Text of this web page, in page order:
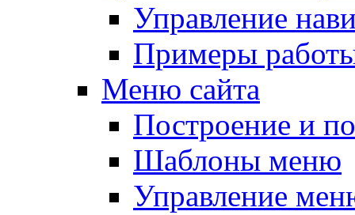
Управление
Примеры
Меню сайта
Построение и
Шаблоны меню
Управление